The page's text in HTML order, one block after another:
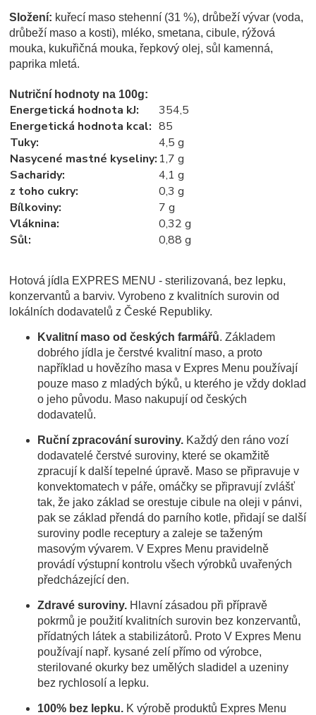
Složení: kuřecí maso stehenní (31 %), drůbeží vývar (voda,
drůbeží maso a kosti), mléko, smetana, cibule, rýžová
mouka, kukuřičná mouka, řepkový olej, sůl kamenná,
paprika mletá.
Nutriční hodnoty na 100g:
Energetická hodnota kJ:
354,5
Energetická hodnota kcal: 85
Tuky:
4,5 g
Nasycené mastné kyseliny: 1,7 g
Sacharidy:
4,1 g
z toho cukry:
0,3 g
Bílkoviny:
7 g
Vláknina:
0,32 g
Sůl: 0,88 g
Hotová jídla EXPRES MENU - sterilizovaná, bez lepku,
konzervantů a barviv. Vyrobeno z kvalitních surovin od
lokálních dodavatelů z České Republiky.
Kvalitní maso od českých farmářů. Základem
dobrého jídla je čerstvé kvalitní maso, a proto
například u hovězího masa v Expres Menu používají
pouze maso z mladých býků, u kterého je vždy doklad
o jeho původu. Maso nakupují od českých
dodavatelů.
Ruční zpracování suroviny. Každý den ráno vozí
dodavatelé čerstvé suroviny, které se okamžitě
zpracují k další tepelné úpravě. Maso se připravuje v
konvektomatech v páře, omáčky se připravují zvlášť
tak, že jako základ se orestuje cibule na oleji v pánvi,
pak se základ přendá do parního kotle, přidají se další
suroviny podle receptury a zaleje se taženým
masovým vývarem. V Expres Menu pravidelně
provádí výstupní kontrolu všech výrobků uvařených
předcházející den.
Zdravé suroviny. Hlavní zásadou při přípravě
pokrmů je použití kvalitních surovin bez konzervantů,
přídatných látek a stabilizátorů. Proto V Expres Menu
používají např. kysané zelí přímo od výrobce,
sterilované okurky bez umělých sladidel a uzeniny
bez rychlosolí a lepku.
100% bez lepku. K výrobě produktů Expres Menu